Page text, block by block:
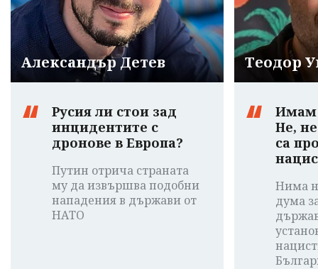
Александър Детев
Русия ли стои зад
инцидентите с
дронове в Европа?
Путин отрича страната
му да извършва подобни
нападения в държави от
НАТО
Теодор
Имам
Не,
са
Нима
дума